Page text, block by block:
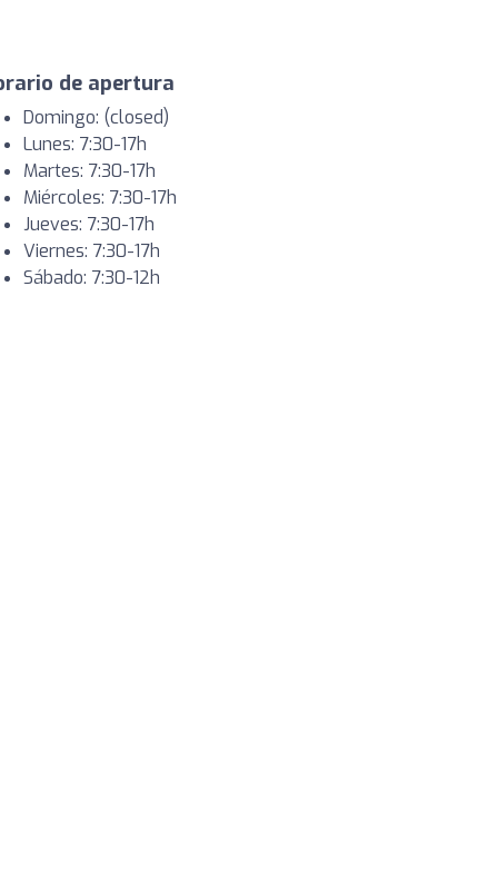
de apertura
Domingo: (closed)
Lunes: 7:30-17h
Martes: 7:30-17h
Miércoles: 7:30-17h
Jueves: 7:30-17h
Viernes: 7:30-17h
Sábado: 7:30-12h